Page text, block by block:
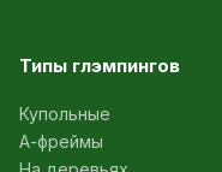
Типы глэмпингов
Купольные
А-фреймы